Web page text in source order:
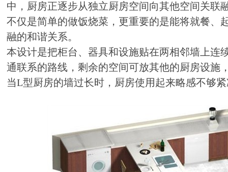
中，厨房正逐步从独立厨房空间向其他空间关联
不仅是简单的做饭烧菜，更重要的是能将就餐、
融的和谐关系。
本设计是把柜台、器具和设施贴在两相邻墙上连
通联系的路线，剩余的空间可放其他的厨房设施
当L型厨房的墙过长时，厨房使用起来略感不够